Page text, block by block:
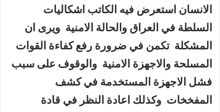
الانسان استعرض فيه الكاتب اشكاليات
السلطة في العراق والحالة الامنية ويرى ان
المشكلة تكمن في ضرورة رفع كفاءة القوات
المسلحة والاجهزة الامنية والوقوف على سبب
فشل الاجهزة المستخدمة في كشف
المفخخات وكذلك اعادة النظر في قادة